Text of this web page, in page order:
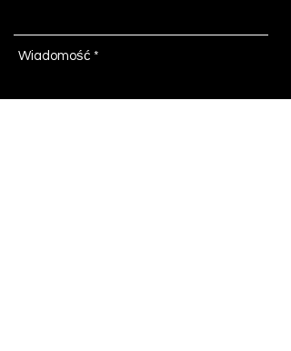
Wiadomość